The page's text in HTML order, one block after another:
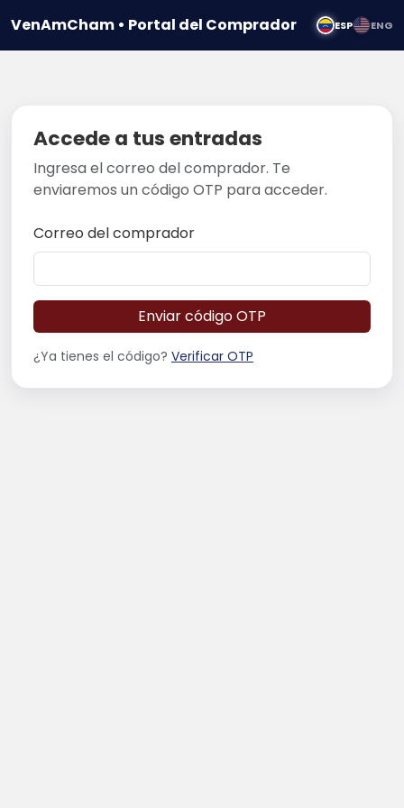
VenAmCham • Portal del Comprador ESP ENG
Accede a tus entradas
Ingresa el correo del comprador. Te
enviaremos un código OTP para acceder.
Correo del comprador
Enviar código OTP
¿Ya tienes el código? Verificar OTP